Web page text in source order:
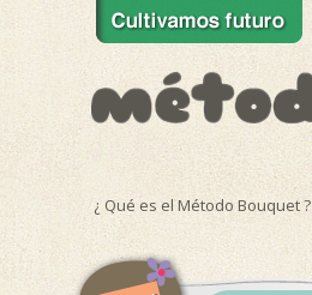
¿ Qué es el Método Bouquet ?